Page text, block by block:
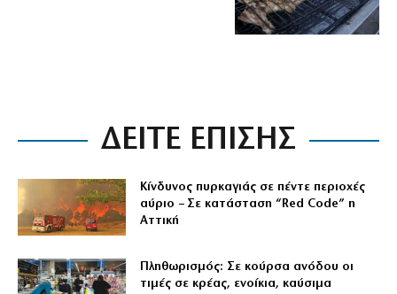
ΔΕΙΤΕ ΕΠΙΣΗΣ
Κίνδυνος πυρκαγιάς σε πέντε περιοχές
αύριο – Σε κατάσταση “Red Code” η
Αττική
Πληθωρισμός: Σε κούρσα ανόδου οι
τιμές σε κρέας, ενοίκια, καύσιμα